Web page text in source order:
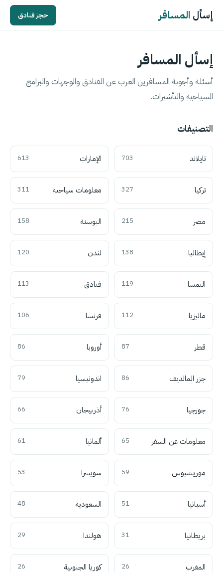
إسأل المسافر حجز فنادق
إسأل المسافر
أسئلة وأجوبة المسافرين العرب عن الفنادق والوجهات والبرامج
السياحية والتأشيرات.
التصنيفات
تايلاند 703 الإمارات 613
تركيا 327 معلومات سياحية 311
مصر 215 البوسنة 158
إيطاليا 138 لندن 120
النمسا 119 فنادق 113
ماليزيا 112 فرنسا 106
قطر 87 أوروبا 86
جزر المالديف 86 اندونيسيا 79
جورجيا 76 أذربيجان 66
معلومات عن السفر 65 ألمانيا 61
موريشيوس 59 سويسرا 53
أسبانيا 51 السعودية 48
بريطانيا 31 هولندا 29
المغرب 26 كوريا الجنوبية 26